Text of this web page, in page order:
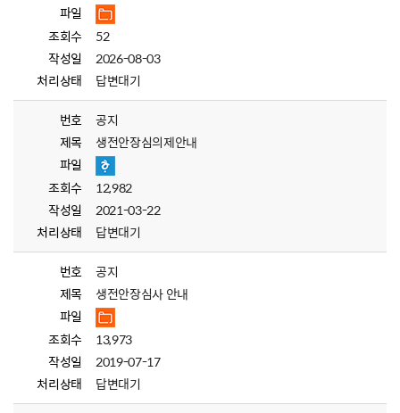
파일
조회수
52
작성일
2026-08-03
처리상태
답변대기
번호
공지
제목
생전안장심의제안내
파일
조회수
12,982
작성일
2021-03-22
처리상태
답변대기
번호
공지
제목
생전안장심사 안내
파일
조회수
13,973
작성일
2019-07-17
처리상태
답변대기